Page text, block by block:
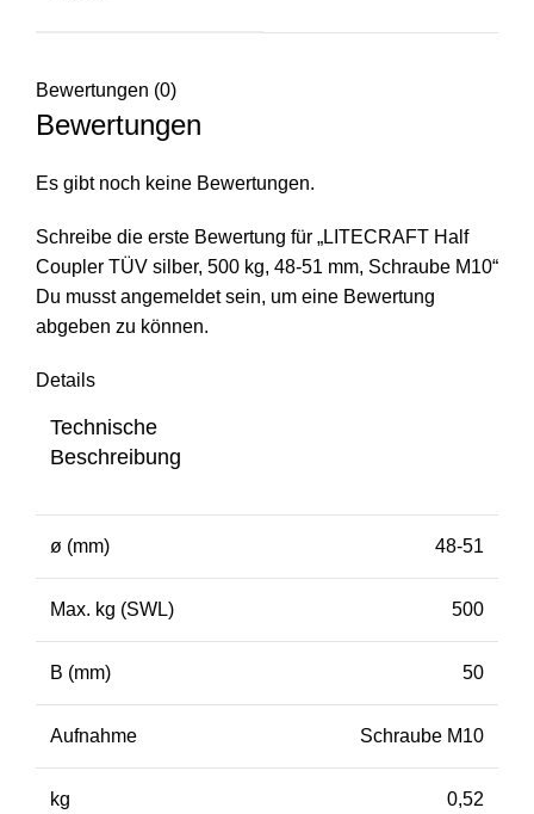
Bewertungen (0)
Bewertungen
Es gibt noch keine Bewertungen.
Schreibe die erste Bewertung für „LITECRAFT Half
Coupler TÜV silber, 500 kg, 48-51 mm, Schraube M10“
Du musstangemeldetsein, um eine Bewertung
abgeben zu können.
Details
Technische
Beschreibung
ø (mm) 48-51
Max. kg (SWL) 500
B (mm) 50
Aufnahme Schraube M10
kg 0,52